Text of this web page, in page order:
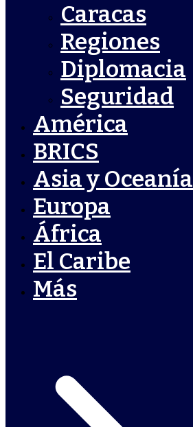
Caracas
Regiones
Diplomacia
Seguridad
América
BRICS
Asia y Oceanía
Europa
África
El Caribe
Más